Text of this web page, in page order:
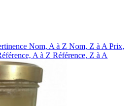
Nom, A à Z Nom, Z à A Prix,
A à Z Référence, Z à A